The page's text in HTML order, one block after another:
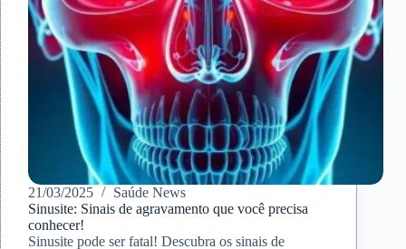
21/03/2025
Saúde News
Sinusite: Sinais de agravamento que você precisa
conhecer!
Sinusite pode ser fatal! Descubra os sinais de